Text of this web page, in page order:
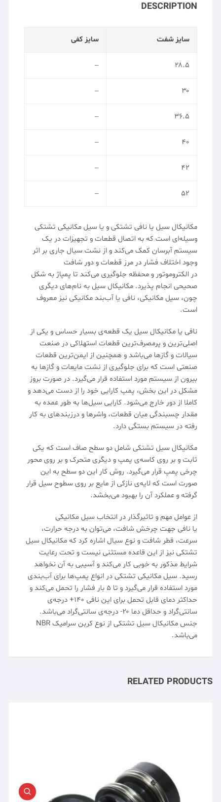
DESCRIPTION
سایز شفت سایز کفی
۲۸.۵ –
۳۰ –
۳۶.۵ –
۴۰ –
۴۲ –
۵۲ –
مکانیکال سیل یا نافی تشتکی و یا سیل مکانیکی تشتکی
وسیله‌ای است که به اتصال قطعات و تجهیزات در یک
سیستم آبرسان کمک می‌کند و از نشت سیال جاری بر اثر
وجود اختلاف فشار در مرز قطعات و دور شافت
درالکتروموتورو محفظه جلوگیری می‌کند تا پمپاژ به شکل
صحیحی انجام پذیرد. مکانیکال سیل به نام‌های دیگری
چون، سیل مکانیکی، نافی یا آب‌بند مکانیکی نیز معروف
است.
نافی یامکانیکال سیل یک قطعه‌ی بسیار حساس و یکی از
اصلی‌ترین و پرمصرف‌ترین قطعات استهلاکی در صنعت
سیالات و گازها می‌باشد و همچنین از ایمن‌ترین قطعات
صنعتی است که برای جلوگیری از نشت مایعات و گازها به
بیرون از سیستم مورد استفاده قرار می‌گیرد. در صورت بروز
مشکل در این بخش، پمپ کارایی خود را از دست می‌دهد و
کاملا از دور خارج می‌شود. کارایی سیل‌ها به طور عمده به
مقدار چسبندگی میان قطعات، واشرها و درزبندهای به کار
رفته در سیستم بستگی دارد.
مکانیکال سیل تشتکی شامل دو سطح صاف است که یکی
ثابت و بر روی کاسه‌ی پمپ و دیگری متحرک و بر روی محور
چرخی پمپ قرار می‌گیرد. روش کار این دو سطح به این
صورت است که لایه‌ی نازکی از مایع بر روی سطوح سیل قرار
گرفته و عملکرد آن را بهبود می‌بخشد.
از عوامل مهم و تاثیرگذار در انتخاب سیل مکانیکی
یا نافی جهت چرخش شافت، می‌توان به درجه حرارت،
سرعت، قطر شافت و نوع سیال اشاره کرد که مکانیکال سیل
تشتکی نیز از این قاعده مستثنی نیست و تحت رعایت
شرایط مذکور به خوبی کار می‌کند و آسیبی به آن نخواهد
رسید. سیل مکانیکی تشتکی در انواع پمپ‌ها برای آب‌بندی
مورد استفاده قرار می‌گیرد و تا ۵ بار فشار را تحمل می‌کند و
حداکثر دمای قابل تحمل برای این نافی ۱۴۰+ درجه‌ی
سانتی‌گراد و حداقل دما ۲۰- درجه‌ی سانتی‌گراد می‌باشد.
جنس مکانیکال سیل تشتکی از نوع کربن سرامیک NBR
می‌باشد.
RELATED PRODUCTS